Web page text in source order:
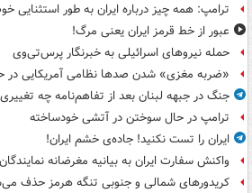
ترامپ: همه چیز درباره ایران به طور
عبور از خط قرمز ایران یعنی مرگ!
حمله نیروهای اسرائیلی به خبرنگار پرس‌تی‌وی
«ضربه مغزی» شدن صدها نظامی آمریکایی در
جنگ در جبهه لبنان بعد از تفاهم‌نامه چه
ترامپ در حال سوختن در آتشی خودساخته
ایران را تست نکنید! جاده‌ی خشم ایران!
واکنش سفارت ایران به بیانیه مغرضانه
کریدورهای شمالی و جنوبی تنگه هرمز حذف